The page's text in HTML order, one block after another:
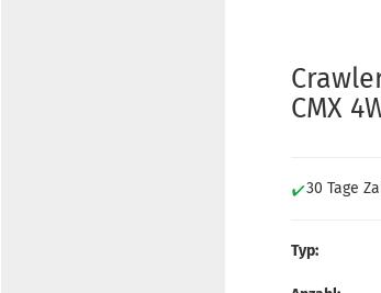
CMX
30 Tage
Typ: